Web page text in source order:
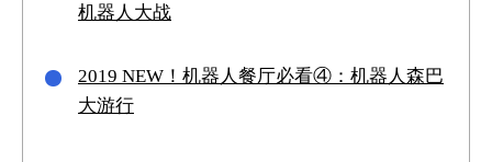
机器人大战
2019 NEW！机器人餐厅必看④：机器人森巴
大游行